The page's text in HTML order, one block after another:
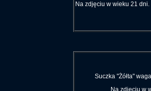
Na zdjęciu w wieku 21 dni.
Suczka "Żółta"
Na zdjęciu w